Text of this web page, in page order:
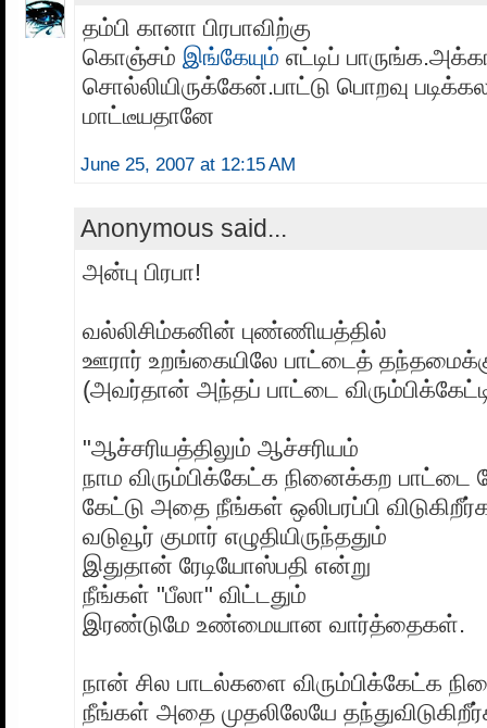
தம்பி கானா பிரபாவிற்கு
கொஞ்சம் இங்கேயும் எட்டிப்
சொல்லியிருக்கேன்.பாட்டு பொறவு
மாட்டீயதானே
June 25, 2007 at 12:15 AM
Anonymous said...
அன்பு பிரபா!
வல்லிசிம்கனின் புண்ணியத்தில்
ஊரார் உறங்கையிலே பாட்டைத்
(அவர்தான் அந்தப் பாட்டை
"ஆச்சரியத்திலும் ஆச்சரியம்
நாம விரும்பிக்கேட்க நினைக்கற பாட்டை
கேட்டு அதை நீங்கள் ஒலிபரப்பி
வடுவூர் குமார் எழுதியிருந்ததும்
இதுதான் ரேடியோஸ்பதி என்று
நீங்கள் "பீலா" விட்டதும்
இரண்டுமே உண்மையான வார்த்தைகள்.
நான் சில பாடல்களை விரும்பிக்கேட்க
நீங்கள் அதை முதலிலேயே